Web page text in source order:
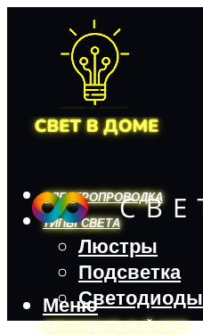
ЭЛЕКТРОПРОВОДКА
ТИПЫ СВЕТА
Люстры
Подсветка
Светодиоды
АВТОМОБИЛЬНЫЙ СВЕТ
Меню